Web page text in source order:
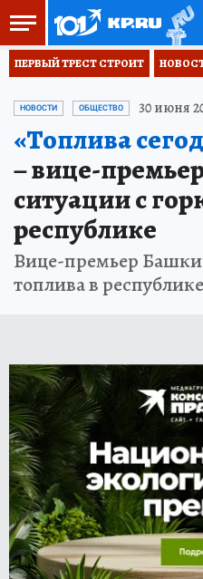
ПЕРВЫЙ ТРЕСТ СТРОИТ
НОВОСТИ ОБЩЕСТВО 30 июня
«Топлива
– вице-
ситуации с
республике
Вице-премьер
топлива в